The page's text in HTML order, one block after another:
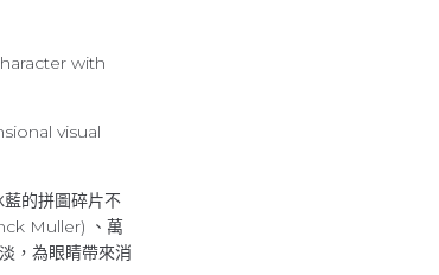
with
visual
的拼圖碎片不
Muller) 、萬
，為眼睛帶來消